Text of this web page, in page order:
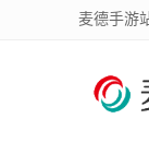
麦德手游